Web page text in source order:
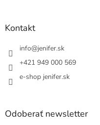
Kontakt
info@jenifer.sk
+421 949 000 569
e-shop jenifer.sk
Odoberať newsletter